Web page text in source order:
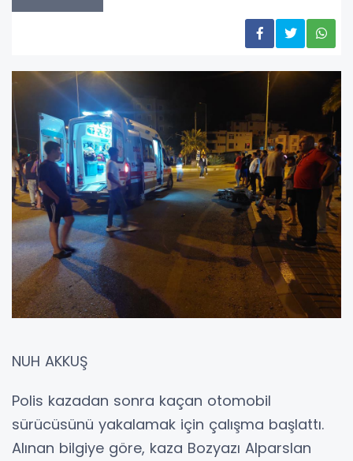
NUH AKKUŞ
Polis kazadan sonra kaçan otomobil
sürücüsünü yakalamak için çalışma başlattı.
Alınan bilgiye göre, kaza Bozyazı Alparslan